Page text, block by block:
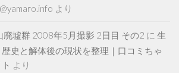
より
廃墟群 2008年5月撮影 2日目 その2 に 生
史と解体後の現状を整理｜口コミちゃ
より